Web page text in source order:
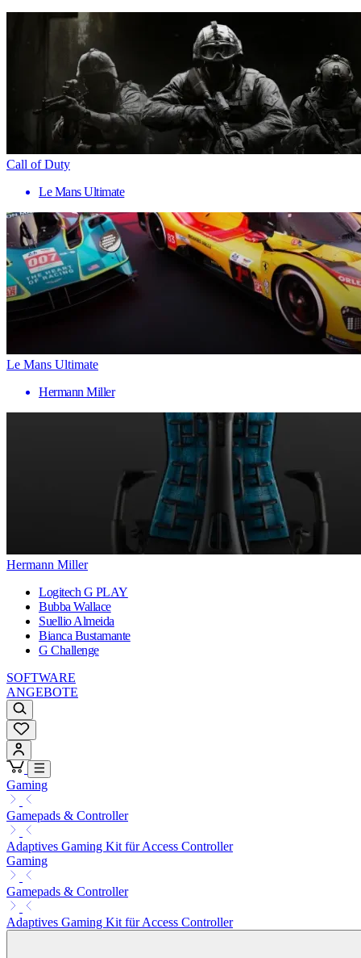
Call of Duty
Le Mans Ultimate
Le Mans Ultimate
Hermann Miller
Hermann Miller
Logitech G PLAY
Bubba Wallace
Suellio Almeida
Bianca Bustamante
G Challenge
SOFTWARE
ANGEBOTE
Gaming
Gamepads & Controller
Adaptives Gaming Kit für Access Controller
Gaming
Gamepads & Controller
Adaptives Gaming Kit für Access Controller